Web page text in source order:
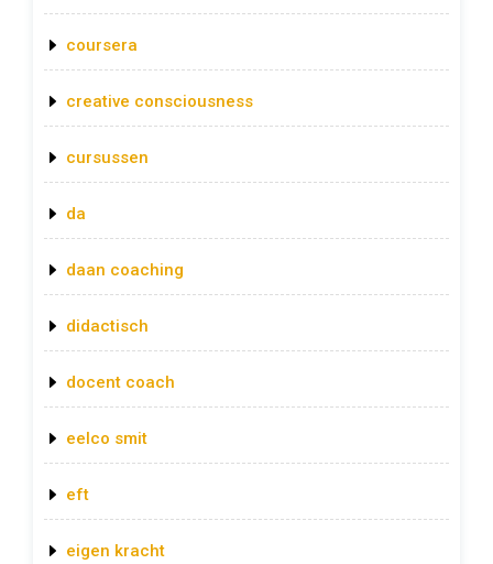
coursera
creative consciousness
cursussen
da
daan coaching
didactisch
docent coach
eelco smit
eft
eigen kracht